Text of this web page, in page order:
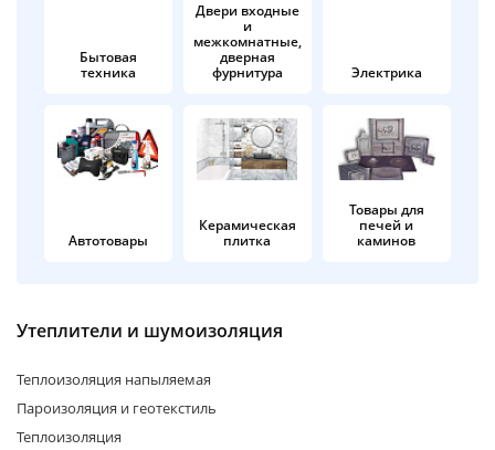
Бытовая
техника
Двери входные
и
межкомнатные,
дверная
фурнитура
Электрика
Автотовары
Керамическая
плитка
Товары для
печей и
каминов
Утеплители и шумоизоляция
Теплоизоляция напыляемая
Пароизоляция и геотекстиль
Теплоизоляция
раз в 2
недели
Остались вопросы?
8 800 302-02-51
plait.ru